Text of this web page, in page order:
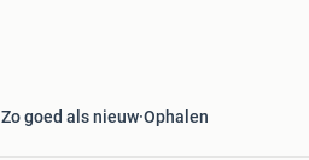
Zo goed als nieuw Ophalen